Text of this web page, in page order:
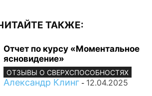
ТАКЖЕ:
Отчет по курсу «Моментальное
ясновидение»
ОТЗЫВЫ О СВЕРХСПОСОБНОСТЯХ
Александр Клинг - 12.04.2025